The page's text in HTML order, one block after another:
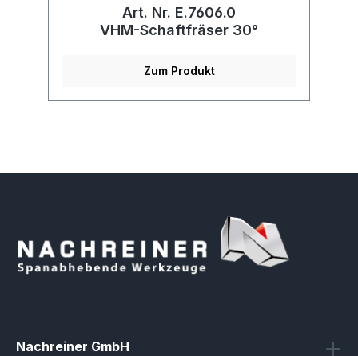
Art. Nr. E.7606.0
VHM-Schaftfräser 30°
Zum Produkt
Nachreiner GmbH